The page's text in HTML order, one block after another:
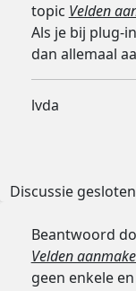
topic Velden
Als je bij plug-
dan allemaal
lvda
Discussie
Beantwoord
Velden
geen enkele